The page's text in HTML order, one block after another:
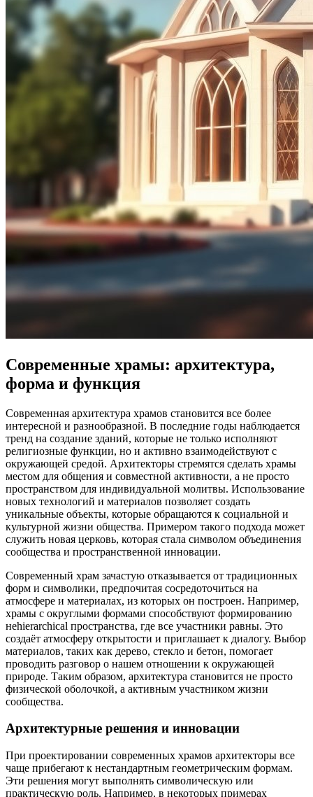
Современные храмы: архитектура,
форма и функция
Современная архитектура храмов становится все более
интересной и разнообразной. В последние годы наблюдается
тренд на создание зданий, которые не только исполняют
религиозные функции, но и активно взаимодействуют с
окружающей средой. Архитекторы стремятся сделать храмы
местом для общения и совместной активности, а не просто
пространством для индивидуальной молитвы. Использование
новых технологий и материалов позволяет создать
уникальные объекты, которые обращаются к социальной и
культурной жизни общества. Примером такого подхода может
служить новая церковь, которая стала символом объединения
сообщества и пространственной инновации.
Современный храм зачастую отказывается от традиционных
форм и символики, предпочитая сосредоточиться на
атмосфере и материалах, из которых он построен. Например,
храмы с округлыми формами способствуют формированию
неhierarchical пространства, где все участники равны. Это
создаёт атмосферу открытости и приглашает к диалогу. Выбор
материалов, таких как дерево, стекло и бетон, помогает
проводить разговор о нашем отношении к окружающей
природе. Таким образом, архитектура становится не просто
физической оболочкой, а активным участником жизни
сообщества.
Архитектурные решения и инновации
При проектировании современных храмов архитекторы все
чаще прибегают к нестандартным геометрическим формам.
Эти решения могут выполнять символическую или
практическую роль. Например, в некоторых примерах